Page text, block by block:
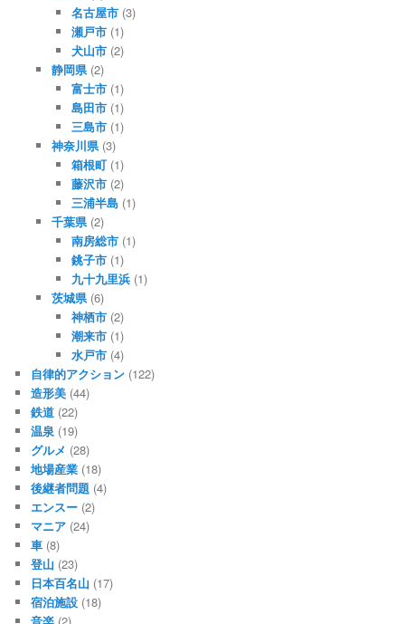
名古屋市 (3)
瀬戸市 (1)
犬山市 (2)
静岡県(2)
富士市 (1)
島田市 (1)
三島市 (1)
神奈川県(3)
箱根町 (1)
藤沢市 (2)
三浦半島 (1)
千葉県(2)
南房総市 (1)
銚子市 (1)
九十九里浜 (1)
茨城県(6)
神栖市 (2)
潮来市 (1)
水戸市 (4)
自律的アクション (122)
造形美 (44)
鉄道 (22)
温泉 (19)
グルメ (28)
地場産業 (18)
後継者問題 (4)
エンスー (2)
マニア (24)
車 (8)
登山 (23)
日本百名山 (17)
宿泊施設 (18)
音楽 (2)